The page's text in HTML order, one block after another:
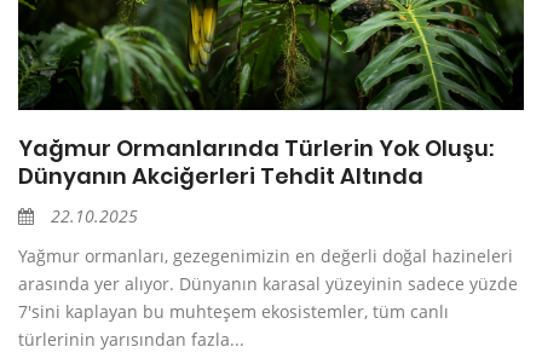
Yağmur Ormanlarında Türlerin Yok Oluşu:
Dünyanın Akciğerleri Tehdit Altında
22.10.2025
Yağmur ormanları, gezegenimizin en değerli doğal hazineleri
arasında yer alıyor. Dünyanın karasal yüzeyinin sadece yüzde
7'sini kaplayan bu muhteşem ekosistemler, tüm canlı
türlerinin yarısından fazla...